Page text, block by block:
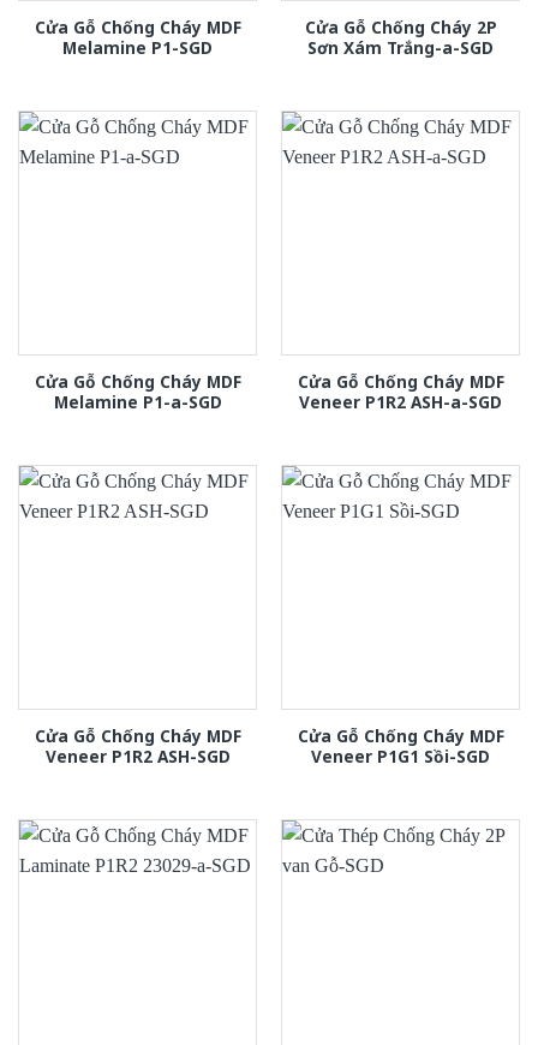
Cửa Gỗ Chống Cháy MDF
Melamine P1-SGD
Cửa Gỗ Chống Cháy 2P
Sơn Xám Trắng-a-SGD
Cửa Gỗ Chống Cháy MDF
Melamine P1-a-SGD
Cửa Gỗ Chống Cháy MDF
Veneer P1R2 ASH-a-SGD
Cửa Gỗ Chống Cháy MDF
Veneer P1R2 ASH-SGD
Cửa Gỗ Chống Cháy MDF
Veneer P1G1 Sồi-SGD